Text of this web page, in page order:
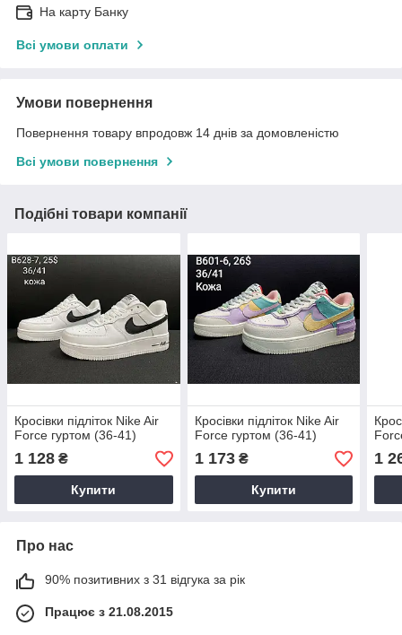
На карту Банку
Всі умови оплати
Умови повернення
Повернення товару впродовж 14 днів за домовленістю
Всі умови повернення
Подібні товари компанії
Кросівки підліток Nike Air
Force гуртом (36-41)
1 128 ₴
Купити
Кросівки підліток Nike Air
Force гуртом (36-41)
1 173₴
Купити
1
Про нас
90% позитивних з 31 відгука за рік
Працює з 21.08.2015